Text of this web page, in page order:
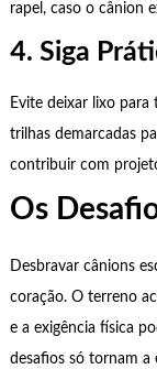
rapel, caso o cânion
4. Siga
Evite deixar lixo para
trilhas demarcadas
contribuir com
Os
Desbravar cânions
coração. O terreno
e a exigência física
desafios só tornam a